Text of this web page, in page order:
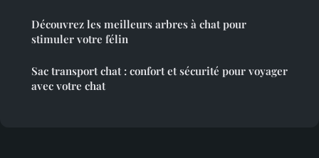
Découvrez les meilleurs arbres à chat pour
stimuler votre félin
Sac transport chat : confort et sécurité pour voyager
avec votre chat